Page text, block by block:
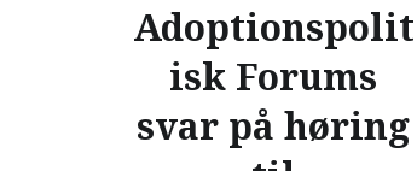
Adoptionspolit
isk Forums
svar på høring